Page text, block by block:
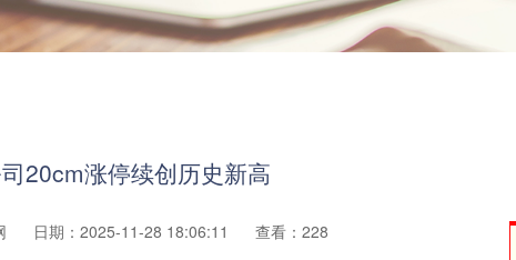
20cm涨停续创历史新高
日期：2025-11-28 18:06:11 查看：228